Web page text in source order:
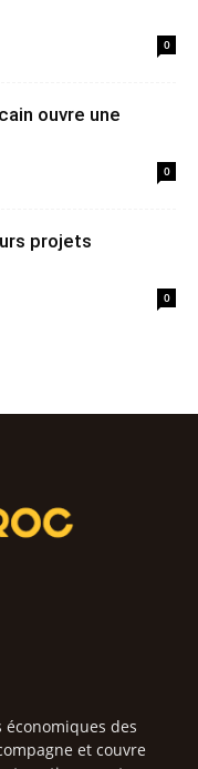
0
ouvre une
0
projets
0
économiques des
et couvre